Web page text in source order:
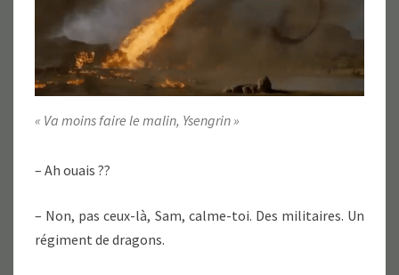
« Va moins faire le malin, Ysengrin »
– Ah ouais ??
– Non, pas ceux-là, Sam, calme-toi. Des militaires. Un
régiment de dragons.